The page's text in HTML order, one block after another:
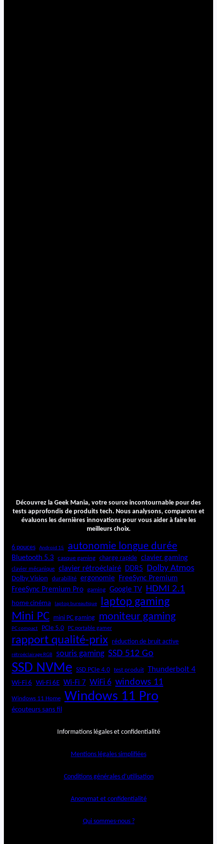
Découvrez la Geek Mania, votre source incontournable pour des
tests approfondis de produits tech. Nous analysons, comparons et
évaluons les dernières innovations pour vous aider à faire les
meilleurs choix.
6 pouces Android 15 autonomie longue durée
Bluetooth 5.3 casque gaming charge rapide clavier gaming
clavier mécanique clavier rétroéclairé DDR5 Dolby Atmos
Dolby Vision durabilité ergonomie
FreeSync Premium
FreeSync Premium Pro
gaming Google TV HDMI 2.1
home cinéma laptop bureautique laptop gaming
Mini PC mini PC gaming moniteur gaming
PC compact PCIe 5.0 PC portable gamer
rapport qualité-prix réduction de bruit active
rétroéclairage RGB souris gaming SSD 512 Go
SSD NVMe SSD PCIe 4.0 test produit Thunderbolt 4
Wi-Fi 6 Wi-Fi 6E Wi-Fi 7 WiFi 6 windows 11
Windows 11 Home Windows 11 Pro
écouteurs sans fil
Informations légales et confidentialité
Mentions légales simplifiées
Conditions générales d’utilisation
Anonymat et confidentialité
Qui sommes-nous ?